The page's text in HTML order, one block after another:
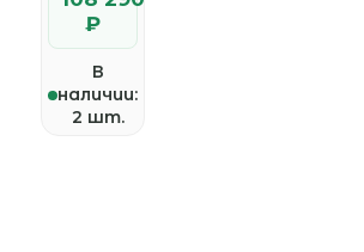
₽
В
наличии:
2 шт.